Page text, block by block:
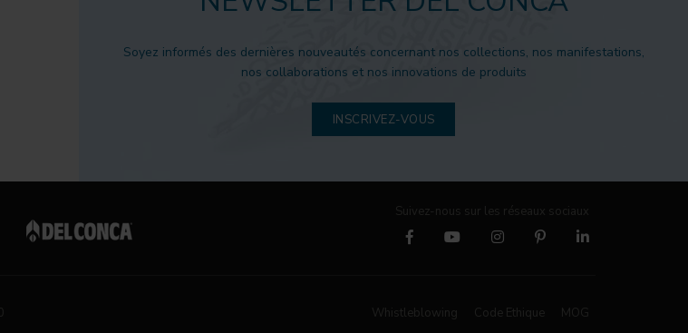
Soyez informés des dernières nouveautés concernant nos collections, nos manifestations,
nos collaborations et nos innovations de produits
INSCRIVEZ-VOUS
Suivez-nous sur les réseaux sociaux
Whistleblowing Code Ethique MOG